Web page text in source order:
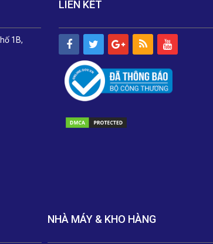
1B,
LIÊN KẾT
NHÀ MÁY & KHO HÀNG